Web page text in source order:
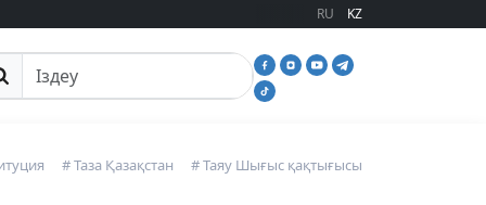
RU KZ
іздеу
# Таза Қазақстан # Таяу Шығыс қақтығысы